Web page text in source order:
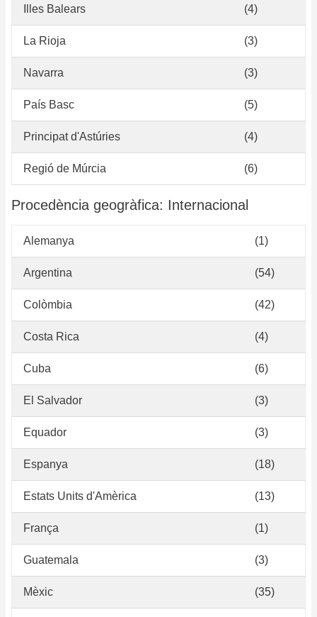
Illes Balears (4)
La Rioja (3)
Navarra (3)
País Basc (5)
Principat d'Astúries (4)
Regió de Múrcia (6)
Procedència geogràfica: Internacional
Alemanya (1)
Argentina (54)
Colòmbia (42)
Costa Rica (4)
Cuba (6)
El Salvador (3)
Equador (3)
Espanya (18)
Estats Units d'Amèrica (13)
França (1)
Guatemala (3)
Mèxic (35)